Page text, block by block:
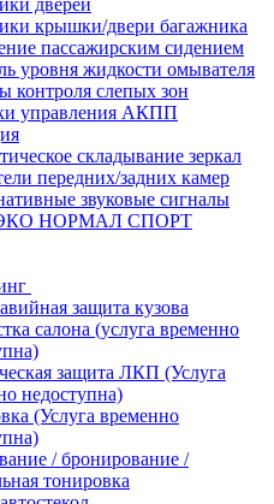
дверей
крышки/двери багажника
пассажирским сидением
уровня жидкости омывателя
контроля слепых зон
управления АКПП
складывание зеркал
передних/задних камер
звуковые сигналы
ЭКО НОРМАЛ СПОРТ
защита кузова
салона (услуга временно
защита ЛКП (Услуга
недоступна)
(Услуга временно
/ бронирование /
тонировка